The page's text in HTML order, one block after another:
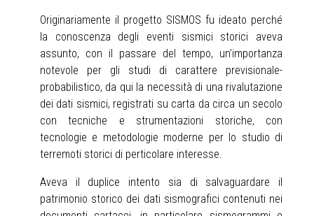
Originariamente il progetto SISMOS fu ideato perché
la conoscenza degli eventi sismici storici aveva
assunto, con il passare del tempo, un'importanza
notevole per gli studi di carattere previsionale-
probabilistico, da qui la necessità di una rivalutazione
dei dati sismici, registrati su carta da circa un secolo
con tecniche e strumentazioni storiche, con
tecnologie e metodologie moderne per lo studio di
terremoti storici di perticolare interesse.
Aveva il duplice intento sia di salvaguardare il
patrimonio storico dei dati sismografici contenuti nei